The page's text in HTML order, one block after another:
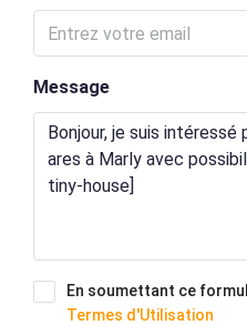
Message
En soumettant ce
Termes d'Utilisation